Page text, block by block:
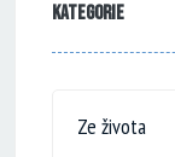
Kategorie
Ze života